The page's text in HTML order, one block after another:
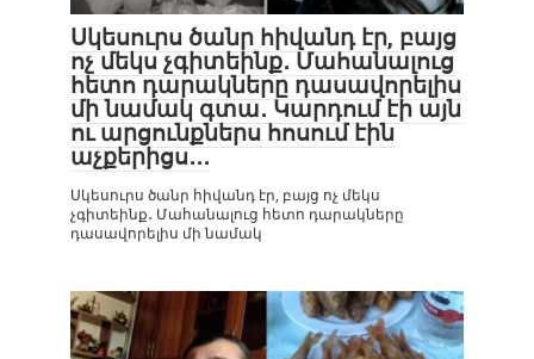
Սկեսուրս ծանր հիվանդ էր, բայց
ոչ մեկս չգիտեինք․ Մահանալուց
հետո դարակները դասավորելիս
մի նամակ գտա․ Կարդում էի այն
ու արցունքներս հոսում էին
աչքերիցս․․․
Սկեսուրս ծանր հիվանդ էր, բայց ոչ մեկս
չգիտեինք․ Մահանալուց հետո դարակները
դասավորելիս մի նամակ